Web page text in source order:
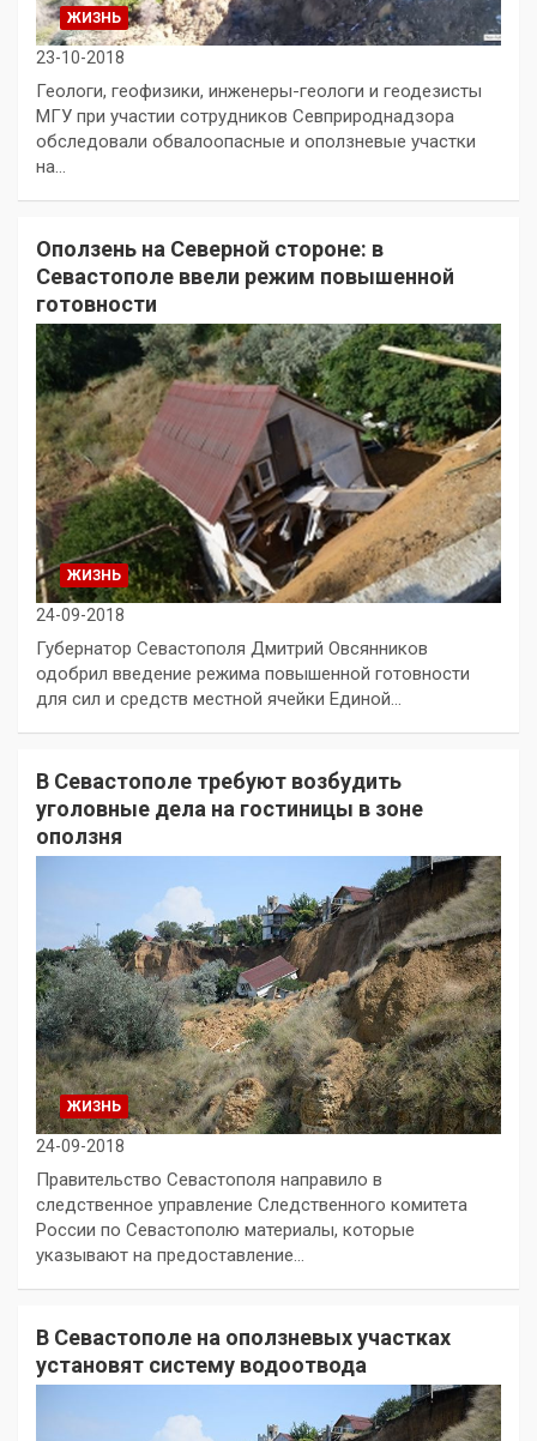
ЖИЗНЬ
23-10-2018
Геологи, геофизики, инженеры-геологи и геодезисты
МГУ при участии сотрудников Севприроднадзора
обследовали обвалоопасные и оползневые участки
на…
Оползень на Северной стороне: в
Севастополе ввели режим повышенной
готовности
ЖИЗНЬ
24-09-2018
Губернатор Севастополя Дмитрий Овсянников
одобрил введение режима повышенной готовности
для сил и средств местной ячейки Единой…
В Севастополе требуют возбудить
уголовные дела на гостиницы в зоне
оползня
ЖИЗНЬ
24-09-2018
Правительство Севастополя направило в
следственное управление Следственного комитета
России по Севастополю материалы, которые
указывают на предоставление…
В Севастополе на оползневых участках
установят систему водоотвода